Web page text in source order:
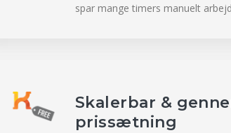
spar mange timers manuelt
Skalerbar &
prissætning